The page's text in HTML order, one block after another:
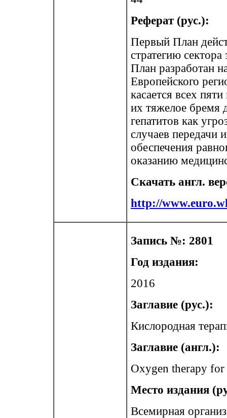
Реферат (рус.):
Первый План
стратегию
План разработан
Европейского
касается всех
их тяжелое бремя
гепатитов как
случаев передачи
обеспечения
оказанию
Скачать англ.
http://
Запись №: 2801
Год издания:
2016
Заглавие (рус.):
Кислородная
Заглавие (англ.):
Oxygen therapy
Место издания
Всемирная